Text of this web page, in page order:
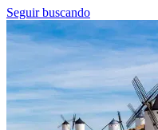
Seguir buscando